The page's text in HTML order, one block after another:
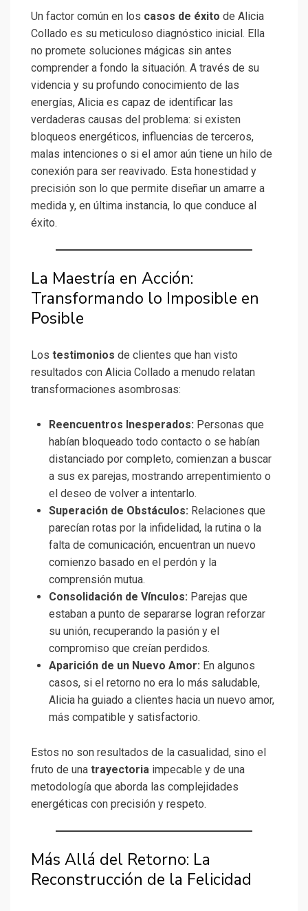
Un factor común en los casos de éxito de Alicia
Collado es su meticuloso diagnóstico inicial. Ella
no promete soluciones mágicas sin antes
comprender a fondo la situación. A través de su
videncia y su profundo conocimiento de las
energías, Alicia es capaz de identificar las
verdaderas causas del problema: si existen
bloqueos energéticos, influencias de terceros,
malas intenciones o si el amor aún tiene un hilo de
conexión para ser reavivado. Esta honestidad y
precisión son lo que permite diseñar un amarre a
medida y, en última instancia, lo que conduce al
éxito.
La Maestría en Acción:
Transformando lo Imposible en
Posible
Los testimonios de clientes que han visto
resultados con Alicia Collado a menudo relatan
transformaciones asombrosas:
Reencuentros Inesperados: Personas que
habían bloqueado todo contacto o se habían
distanciado por completo, comienzan a buscar
a sus ex parejas, mostrando arrepentimiento o
el deseo de volver a intentarlo.
Superación de Obstáculos: Relaciones que
parecían rotas por la infidelidad, la rutina o la
falta de comunicación, encuentran un nuevo
comienzo basado en el perdón y la
comprensión mutua.
Consolidación de Vínculos: Parejas que
estaban a punto de separarse logran reforzar
su unión, recuperando la pasión y el
compromiso que creían perdidos.
Aparición de un Nuevo Amor: En algunos
casos, si el retorno no era lo más saludable,
Alicia ha guiado a clientes hacia un nuevo amor,
más compatible y satisfactorio.
Estos no son resultados de la casualidad, sino el
fruto de una trayectoria impecable y de una
metodología que aborda las complejidades
energéticas con precisión y respeto.
Más Allá del Retorno: La
Reconstrucción de la Felicidad